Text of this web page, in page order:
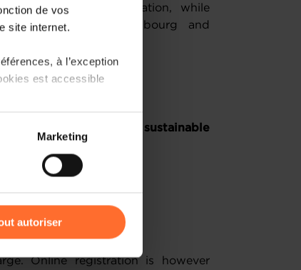
de vos
site internet.
à l’exception
est accessible
sur les réseaux
des données
Marketing
autoriser
and industrial innovation, while
between Luxembourg and
healthtech, sustainable
Online registration is however